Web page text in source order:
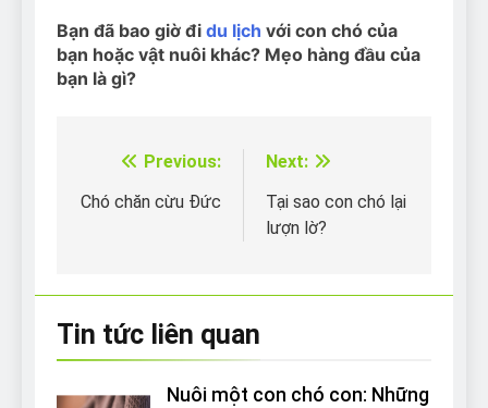
Bạn đã bao giờ đi du lịch với con chó của
bạn hoặc vật nuôi khác? Mẹo hàng đầu của
bạn là gì?
Điều
hướng
Previous:
Chó chăn cừu Đức
Next:
Tại sao con chó lại
lượn lờ?
Tin tức liên quan
Nuôi một con chó con: Những